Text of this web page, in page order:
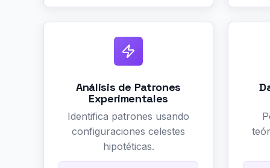
Análisis de Patrones
Experimentales
Identifica patrones usando
configuraciones celestes
hipotéticas.